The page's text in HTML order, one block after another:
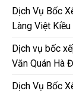
Dịch Vụ Bốc
Làng Việt Kiều
Dịch vụ bốc
Văn Quán Hà
Dịch Vụ Bốc